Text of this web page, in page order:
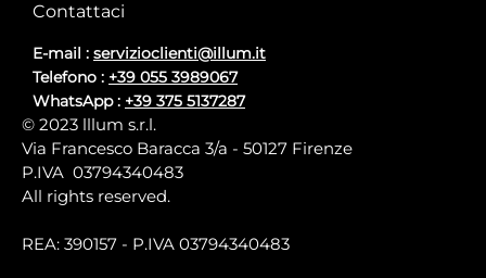
Contattaci
E-mail : servizioclienti@illum.it
Telefono : +39 055 3989067
WhatsApp : +39 375 5137287
© 2023 lllum s.r.l.
Via Francesco Baracca 3/a - 50127 Firenze
P.IVA 03794340483
All rights reserved.
REA: 390157 - P.IVA 03794340483